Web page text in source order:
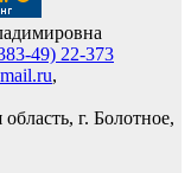
49) 22-373
,
г. Болотное,